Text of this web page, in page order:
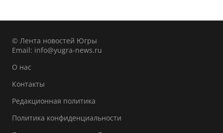
© Лента новостей Югры
Email: info@yugra-news.ru
О нас
Контакты
Редакционная политика
Политика конфиденциальности